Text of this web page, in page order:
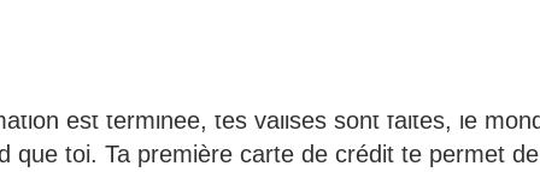
est terminée, tes valises sont faites, le
que toi. Ta première carte de crédit te permet